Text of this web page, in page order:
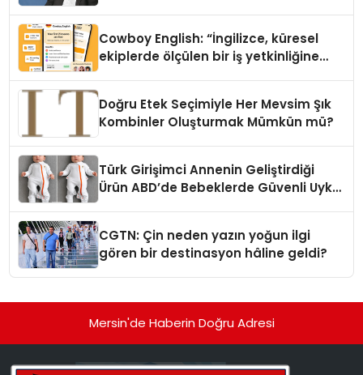
Cowboy English: “İngilizce, küresel
ekiplerde ölçülen bir iş yetkinliğine
Doğru Etek Seçimiyle Her Mevsim Şık
Kombinler Oluşturmak Mümkün mü?
Türk Girişimci Annenin Geliştirdiği
Ürün ABD’de Bebeklerde Güvenli Uyku
CGTN: Çin neden yazın yoğun ilgi
gören bir destinasyon hâline geldi?
Mersin'de Haberin Doğru Adresi